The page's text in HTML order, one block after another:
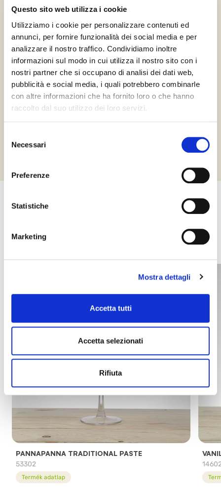
Questo sito web utilizza i cookie
Utilizziamo i cookie per personalizzare contenuti ed
annunci, per fornire funzionalità dei social media e per
analizzare il nostro traffico. Condividiamo inoltre
informazioni sul modo in cui utilizza il nostro sito con i
nostri partner che si occupano di analisi dei dati web,
pubblicità e social media, i quali potrebbero combinarle
con altre informazioni che ha fornito loro o che hanno
raccolto dal suo utilizzo dei loro servizi.
delNecessari
Preferenze
Statistiche
Marketing
Mostra dettagli
Accetta tutti
Accetta selezionati
Rifiuta
Vegán Gluténmentes Halal Italia
érdekelhetik Önt
PANNAPANNA TRADITIONAL PASTE
53302
Termék adatlap